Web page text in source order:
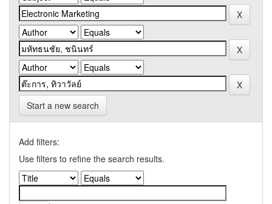
Start a new search
Add filters:
Use filters to refine the search results.